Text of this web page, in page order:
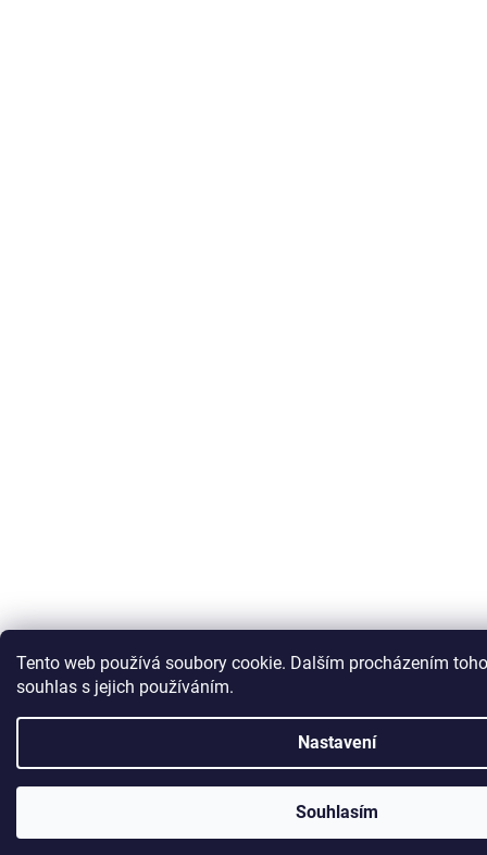
Tento web používá soubory cookie. Dalším procházením
souhlas s jejich používáním.
Nastavení
Souhlasím